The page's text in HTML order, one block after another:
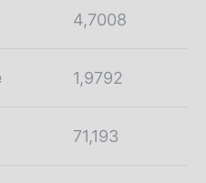
4,7008
1,9792
71,193